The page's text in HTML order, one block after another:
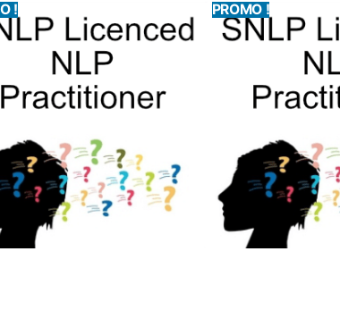
! PROMO !